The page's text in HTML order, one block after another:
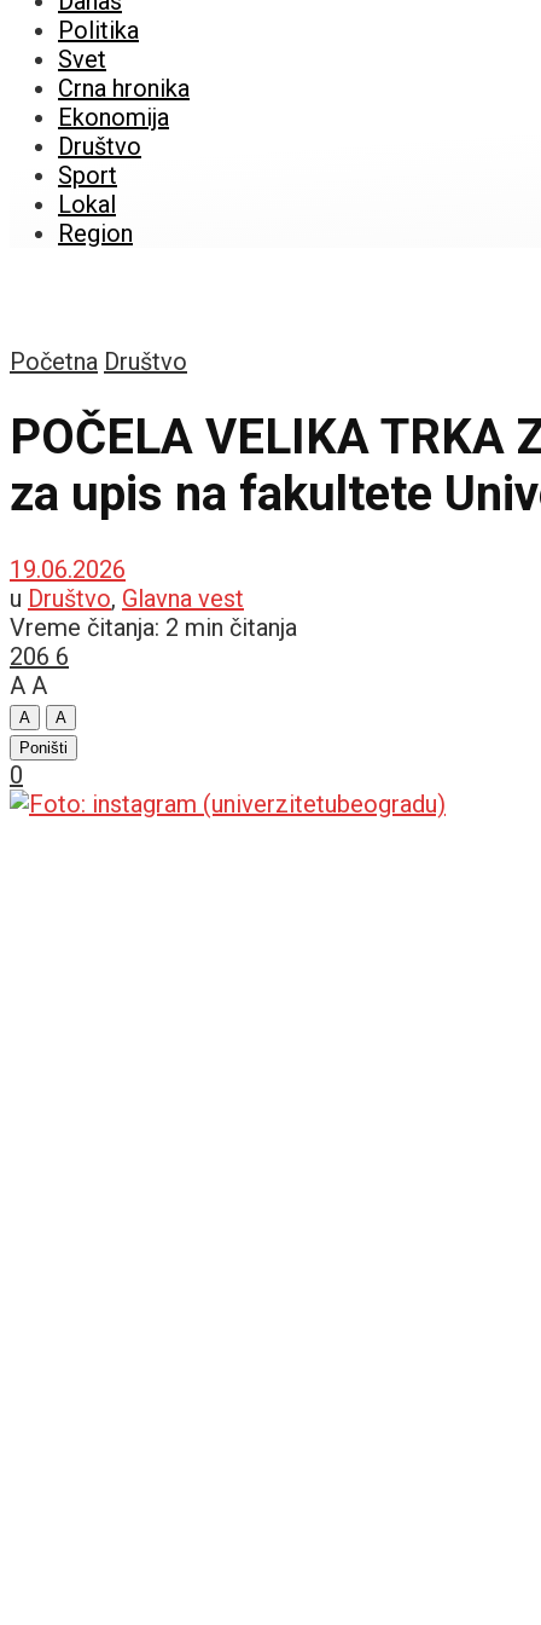
Politika
Svet
Crna hronika
Ekonomija
Društvo
Sport
Lokal
Region
Početna Društvo
POČELA VELIKA TRKA
za upis na fakultete
19.06.2026
u Društvo, Glavna vest
Vreme čitanja: 2 min čitanja
206 6
A A
A
A
Poništi
0